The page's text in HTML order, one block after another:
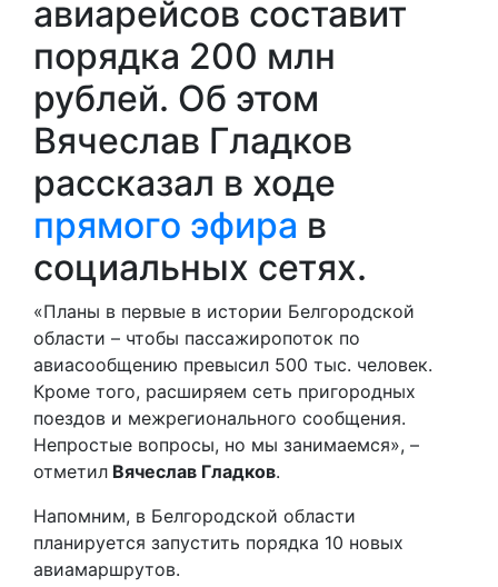
авиарейсов составит
порядка 200 млн
рублей. Об этом
Вячеслав Гладков
рассказал в ходе
прямого эфира в
социальных сетях.
«Планы в первые в истории Белгородской
области – чтобы пассажиропоток по
авиасообщению превысил 500 тыс. человек.
Кроме того, расширяем сеть пригородных
поездов и межрегионального сообщения.
Непростые вопросы, но мы занимаемся», –
отметил Вячеслав Гладков.
Напомним, в Белгородской области
планируется запустить порядка 10 новых
авиамаршрутов.